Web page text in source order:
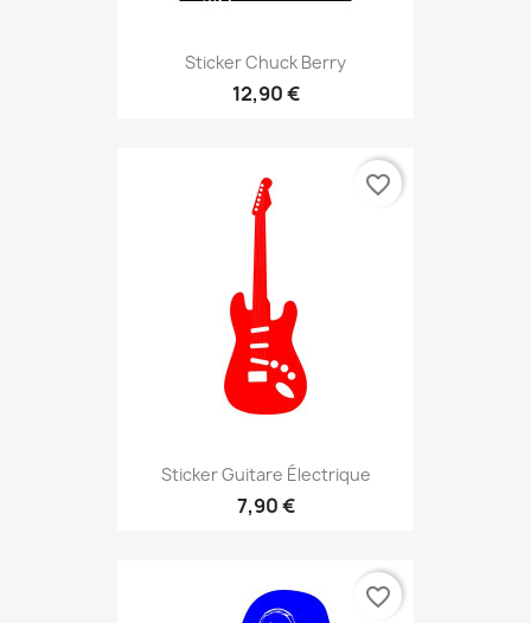
Sticker Chuck Berry
12,90 €
Sticker Guitare Électrique
7,90 €
favorite_border
favorite_border